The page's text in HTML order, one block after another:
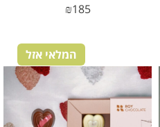
₪185
המלאי אזל